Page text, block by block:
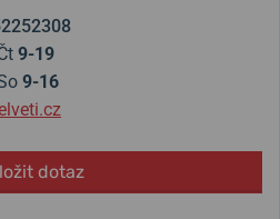
9-19
9-16
dotaz